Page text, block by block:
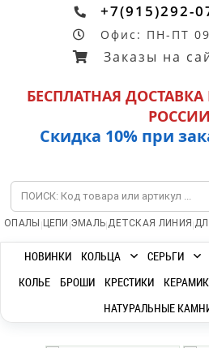
+7(915)292-
Офис: ПН-ПТ
Заказы на
БЕСПЛАТНАЯ
Скидка 10% при
ОПАЛЫ | ЦЕПИ |ЭМАЛЬ|ДЕТСКАЯ ЛИНИЯ |
НОВИНКИ КОЛЬЦА СЕРЬГИ
КОЛЬЕ
БРОШИ КРЕСТИКИ
НАТУРАЛЬНЫЕ